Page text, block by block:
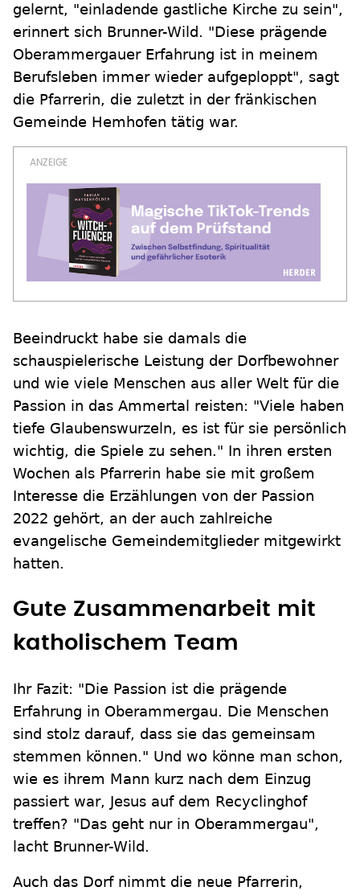
gelernt, "einladende gastliche Kirche zu sein",
erinnert sich Brunner-Wild. "Diese prägende
Oberammergauer Erfahrung ist in meinem
Berufsleben immer wieder aufgeploppt", sagt
die Pfarrerin, die zuletzt in der fränkischen
Gemeinde Hemhofen tätig war.
Beeindruckt habe sie damals die
schauspielerische Leistung der Dorfbewohner
und wie viele Menschen aus aller Welt für die
Passion in das Ammertal reisten: "Viele haben
tiefe Glaubenswurzeln, es ist für sie persönlich
wichtig, die Spiele zu sehen." In ihren ersten
Wochen als Pfarrerin habe sie mit großem
Interesse die Erzählungen von der Passion
2022 gehört, an der auch zahlreiche
evangelische Gemeindemitglieder mitgewirkt
hatten.
Gute Zusammenarbeit mit
katholischem Team
Ihr Fazit: "Die Passion ist die prägende
Erfahrung in Oberammergau. Die Menschen
sind stolz darauf, dass sie das gemeinsam
stemmen können." Und wo könne man schon,
wie es ihrem Mann kurz nach dem Einzug
passiert war, Jesus auf dem Recyclinghof
treffen? "Das geht nur in Oberammergau",
lacht Brunner-Wild.
Auch das Dorf nimmt die neue Pfarrerin,